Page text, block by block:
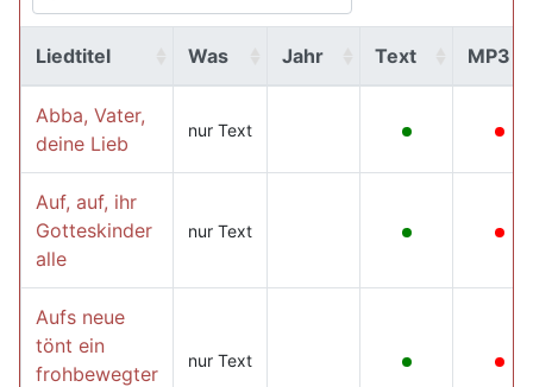
Liedtitel Was Jahr Text MP3
Abba, Vater,
deine Lieb
nur Text
Auf, auf, ihr
Gotteskinder
alle
nur Text
Aufs neue
tönt ein
frohbewegter
nur Text